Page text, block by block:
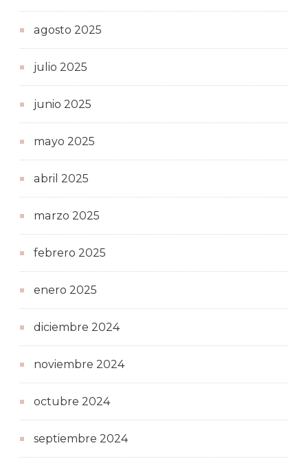
agosto 2025
julio 2025
junio 2025
mayo 2025
abril 2025
marzo 2025
febrero 2025
enero 2025
diciembre 2024
noviembre 2024
octubre 2024
septiembre 2024